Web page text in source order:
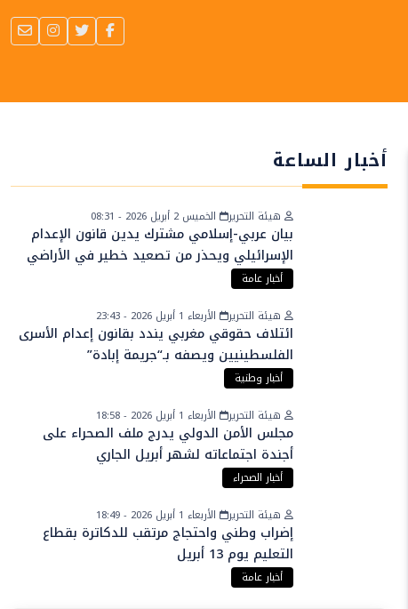
أخبار الساعة
هيئة التحرير الخميس 2 أبريل 2026 - 08:31
بيان عربي-إسلامي مشترك يدين قانون الإعدام
الإسرائيلي ويحذر من تصعيد خطير في الأراضي
الفلسطينية
أخبار عامة
هيئة التحرير
الأربعاء 1 أبريل 2026 - 23:43
ائتلاف حقوقي مغربي يندد بقانون إعدام الأسرى
الفلسطينيين ويصفه بـ“جريمة إبادة”
أخبار وطنية
هيئة التحرير
الأربعاء 1 أبريل 2026 - 18:58
مجلس الأمن الدولي يدرج ملف الصحراء على
أجندة اجتماعاته لشهر أبريل الجاري
أخبار الصحراء
هيئة التحرير
الأربعاء 1 أبريل 2026 - 18:49
إضراب وطني واحتجاج مرتقب للدكاترة بقطاع
التعليم يوم 13 أبريل
أخبار عامة